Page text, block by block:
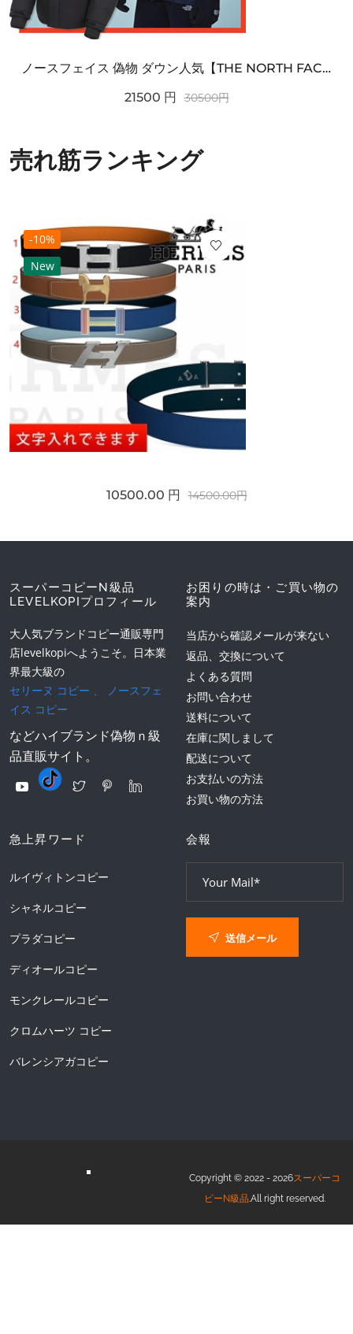
ノースフェイス 偽物 ダウン人気【THE NORTH FACE】M'S 7 SUMMIT HIM...
21500 円 30500円
売れ筋ランキング
-10%
New
10500.00 円 14500.00円
スーパーコピーN級品
LEVELKOPIプロフィール
大人気ブランドコピー通販専門
店levelkopiへようこそ。日本業
界最大級の
セリーヌ コピー 、
ノースフェ
イス コピー
などハイブランド偽物ｎ級
品直販サイト。
お困りの時は・ご買い物の
案内
当店から確認メールが来ない
返品、交換について
よくある質問
お問い合わせ
送料について
在庫に関しまして
配送について
お支払いの方法
お買い物の方法
急上昇ワード
ルイヴィトンコピー
シャネルコピー
プラダコピー
ディオールコピー
モンクレールコピー
クロムハーツ コピー
バレンシアガコピー
会報
送信メール
Copyright © 2022 - 2026スーパーコ
ピーN級品.All right reserved.